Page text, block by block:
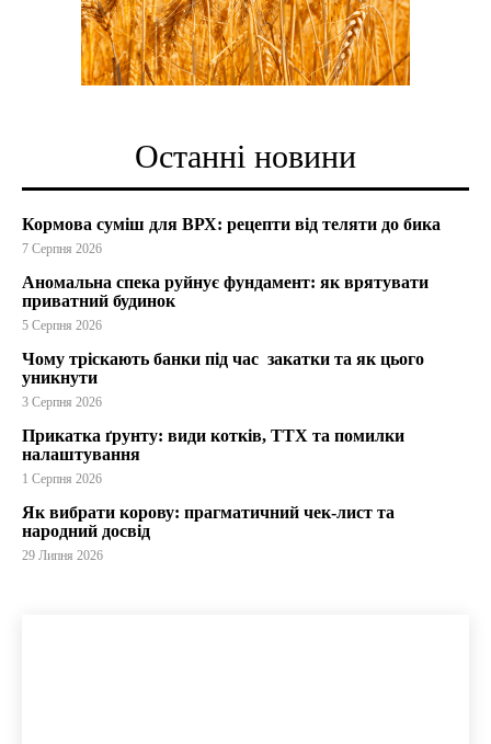
Останні новини
Кормова суміш для ВРХ: рецепти від теляти до бика
7 Серпня 2026
Аномальна спека руйнує фундамент: як врятувати
приватний будинок
5 Серпня 2026
Чому тріскають банки під час закатки та як цього
уникнути
3 Серпня 2026
Прикатка ґрунту: види котків, ТТХ та помилки
налаштування
1 Серпня 2026
Як вибрати корову: прагматичний чек-лист та
народний досвід
29 Липня 2026